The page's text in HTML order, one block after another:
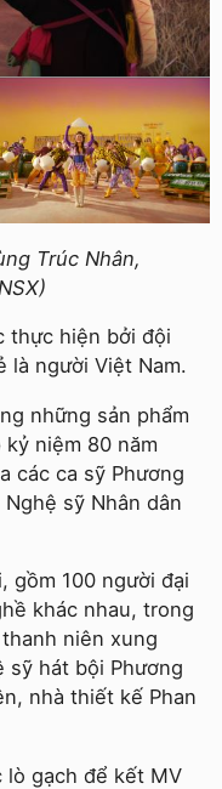
Trúc Nhân,
thực hiện bởi đội
là người Việt Nam.
những sản phẩm
niệm 80 năm
các ca sỹ Phương
sỹ Nhân dân
gồm 100 người đại
khác nhau, trong
niên xung
sỹ hát bội Phương
nhà thiết kế Phan
lò gạch để kết MV